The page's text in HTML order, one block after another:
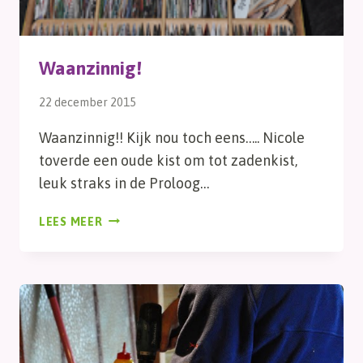
Waanzinnig!
22 december 2015
Waanzinnig!! Kijk nou toch eens….. Nicole
toverde een oude kist om tot zadenkist,
leuk straks in de Proloog…
LEES MEER WAANZINNIG!